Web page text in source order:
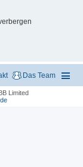
Das Team
Limited